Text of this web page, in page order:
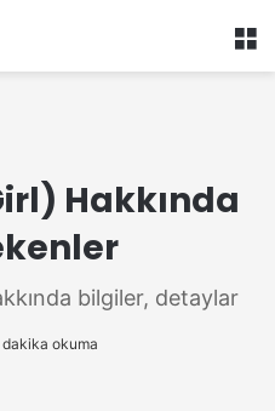
Hakkında
bilgiler, detaylar
dakika okuma